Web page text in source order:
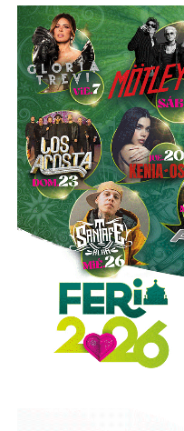
Ayuntamiento ha logrado
controversias jurídicas
subasta, mientras que
decisión de la
postura de los vecinos.
También lee:El Saucito
posponer la obra